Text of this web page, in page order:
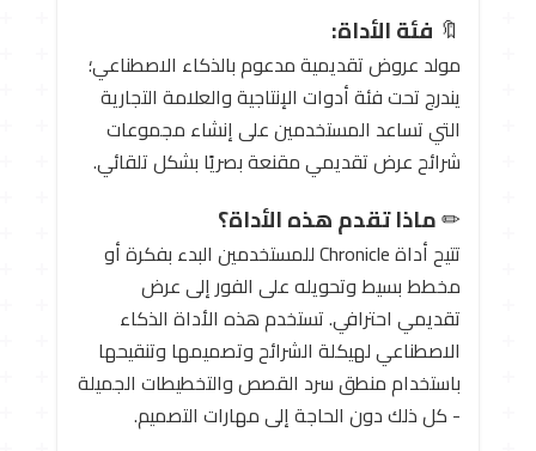
🔖 فئة الأداة:
مولد عروض تقديمية مدعوم بالذكاء الاصطناعي؛
يندرج تحت فئة أدوات الإنتاجية والعلامة التجارية
التي تساعد المستخدمين على إنشاء مجموعات
شرائح عرض تقديمي مقنعة بصريًا بشكل تلقائي.
✏ ️ماذا تقدم هذه الأداة؟
تتيح أداة Chronicle للمستخدمين البدء بفكرة أو
مخطط بسيط وتحويله على الفور إلى عرض
تقديمي احترافي. تستخدم هذه الأداة الذكاء
الاصطناعي لهيكلة الشرائح وتصميمها وتنقيحها
باستخدام منطق سرد القصص والتخطيطات الجميلة
- كل ذلك دون الحاجة إلى مهارات التصميم.